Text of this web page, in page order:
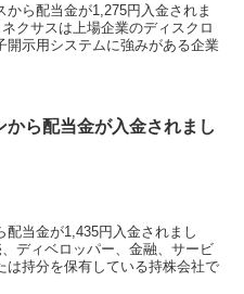
ら配当金が1,275円入金されま
クサスは上場企業のディスクロ
開示用システムに強みがある企業
から配当金が入金されまし
当金が1,435円入金されまし
ディベロッパー、金融、サービ
は持分を保有している持株会社で